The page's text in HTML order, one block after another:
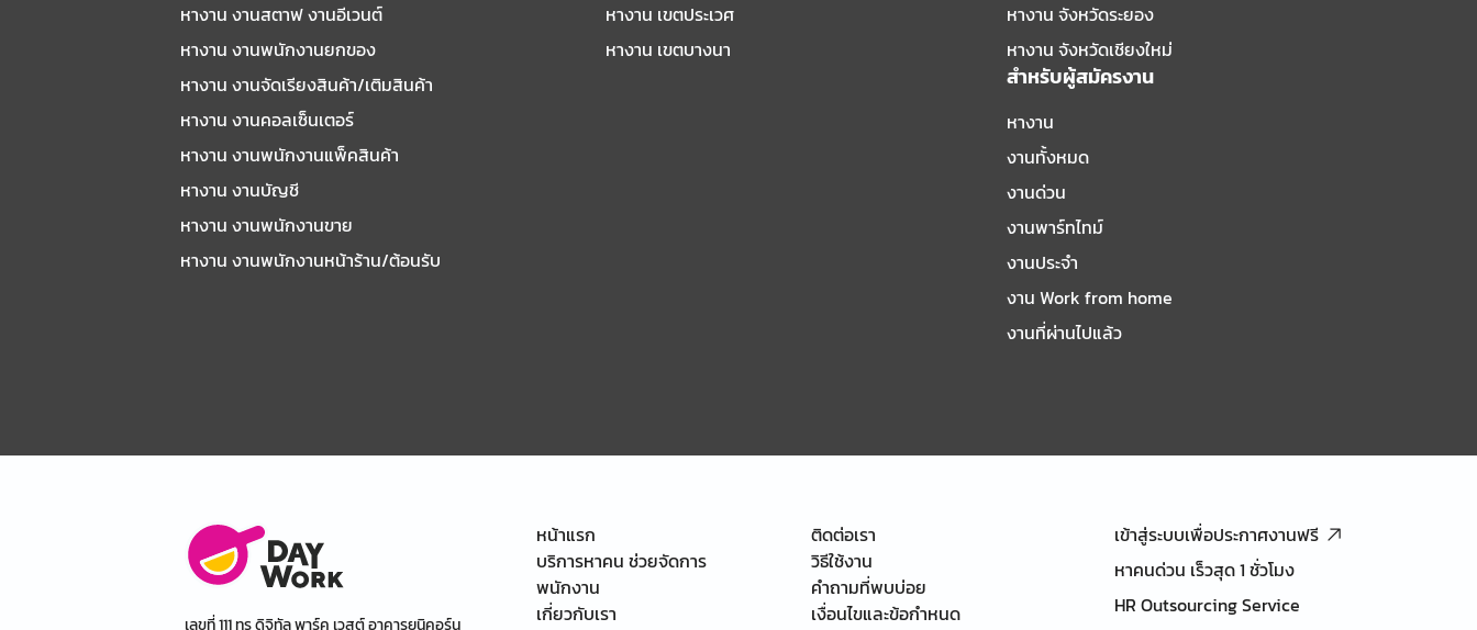
หางาน งานสตาฟ งานอีเวนต์
หางาน งานพนักงานยกของ
หางาน งานจัดเรียงสินค้า/เติมสินค้า
หางาน งานคอลเซ็นเตอร์
หางาน งานพนักงานแพ็คสินค้า
หางาน งานบัญชี
หางาน งานพนักงานขาย
หางาน งานพนักงานหน้าร้าน/ต้อนรับ
หางาน เขตประเวศ
หางาน เขตบางนา
หางาน จังหวัดระยอง
หางาน จังหวัดเชียงใหม่
สำหรับผู้สมัครงาน
หางาน
งานทั้งหมด
งานด่วน
งานพาร์ทไทม์
งานประจำ
งาน Work from home
งานที่ผ่านไปแล้ว
เลขที่ 111 ทรู ดิจิทัล พาร์ค เวสต์ อาคารยูนิคอร์น
หน้าแรก
บริการหาคน ช่วยจัดการ
พนักงาน
เกี่ยวกับเรา
ติดต่อเรา
วิธีใช้งาน
คำถามที่พบบ่อย
เงื่อนไขและข้อกำหนด
เข้าสู่ระบบเพื่อประกาศงานฟรี
หาคนด่วน เร็วสุด 1 ชั่วโมง
HR Outsourcing Service